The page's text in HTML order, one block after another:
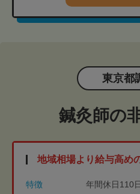
東京都
鍼灸師の
地域相場より給与高め
特徴 年間休日110